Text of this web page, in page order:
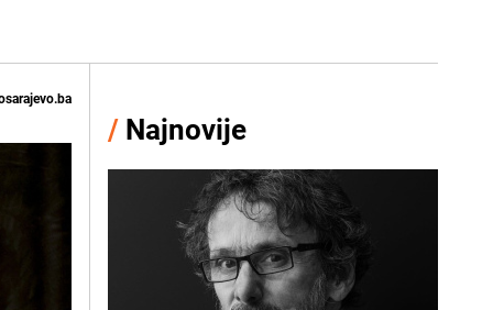
/ Najnovije